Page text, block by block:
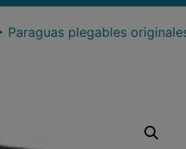
Paraguas plegables